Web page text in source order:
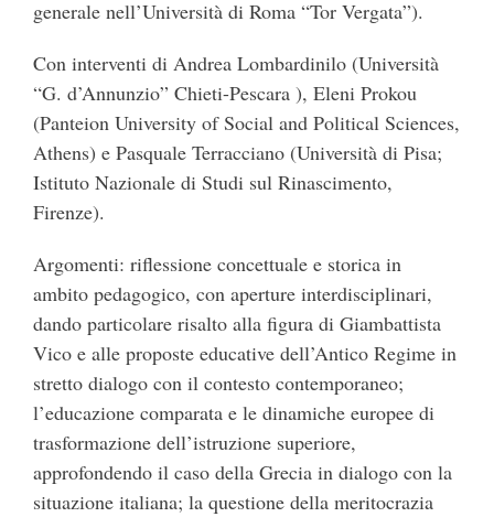
generale nell’Università di Roma “Tor Vergata”).
Con interventi di Andrea Lombardinilo (Università
“G. d’Annunzio” Chieti-Pescara ), Eleni Prokou
(Panteion University of Social and Political Sciences,
Athens) e Pasquale Terracciano (Università di Pisa;
Istituto Nazionale di Studi sul Rinascimento,
Firenze).
Argomenti: riflessione concettuale e storica in
ambito pedagogico, con aperture interdisciplinari,
dando particolare risalto alla figura di Giambattista
Vico e alle proposte educative dell’Antico Regime in
stretto dialogo con il contesto contemporaneo;
l’educazione comparata e le dinamiche europee di
trasformazione dell’istruzione superiore,
approfondendo il caso della Grecia in dialogo con la
situazione italiana; la questione della meritocrazia